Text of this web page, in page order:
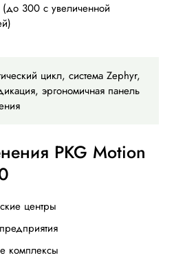
300 с увеличенной
цикл, система Zephyr,
эргономичная панель
PKG Motion
центры
комплексы